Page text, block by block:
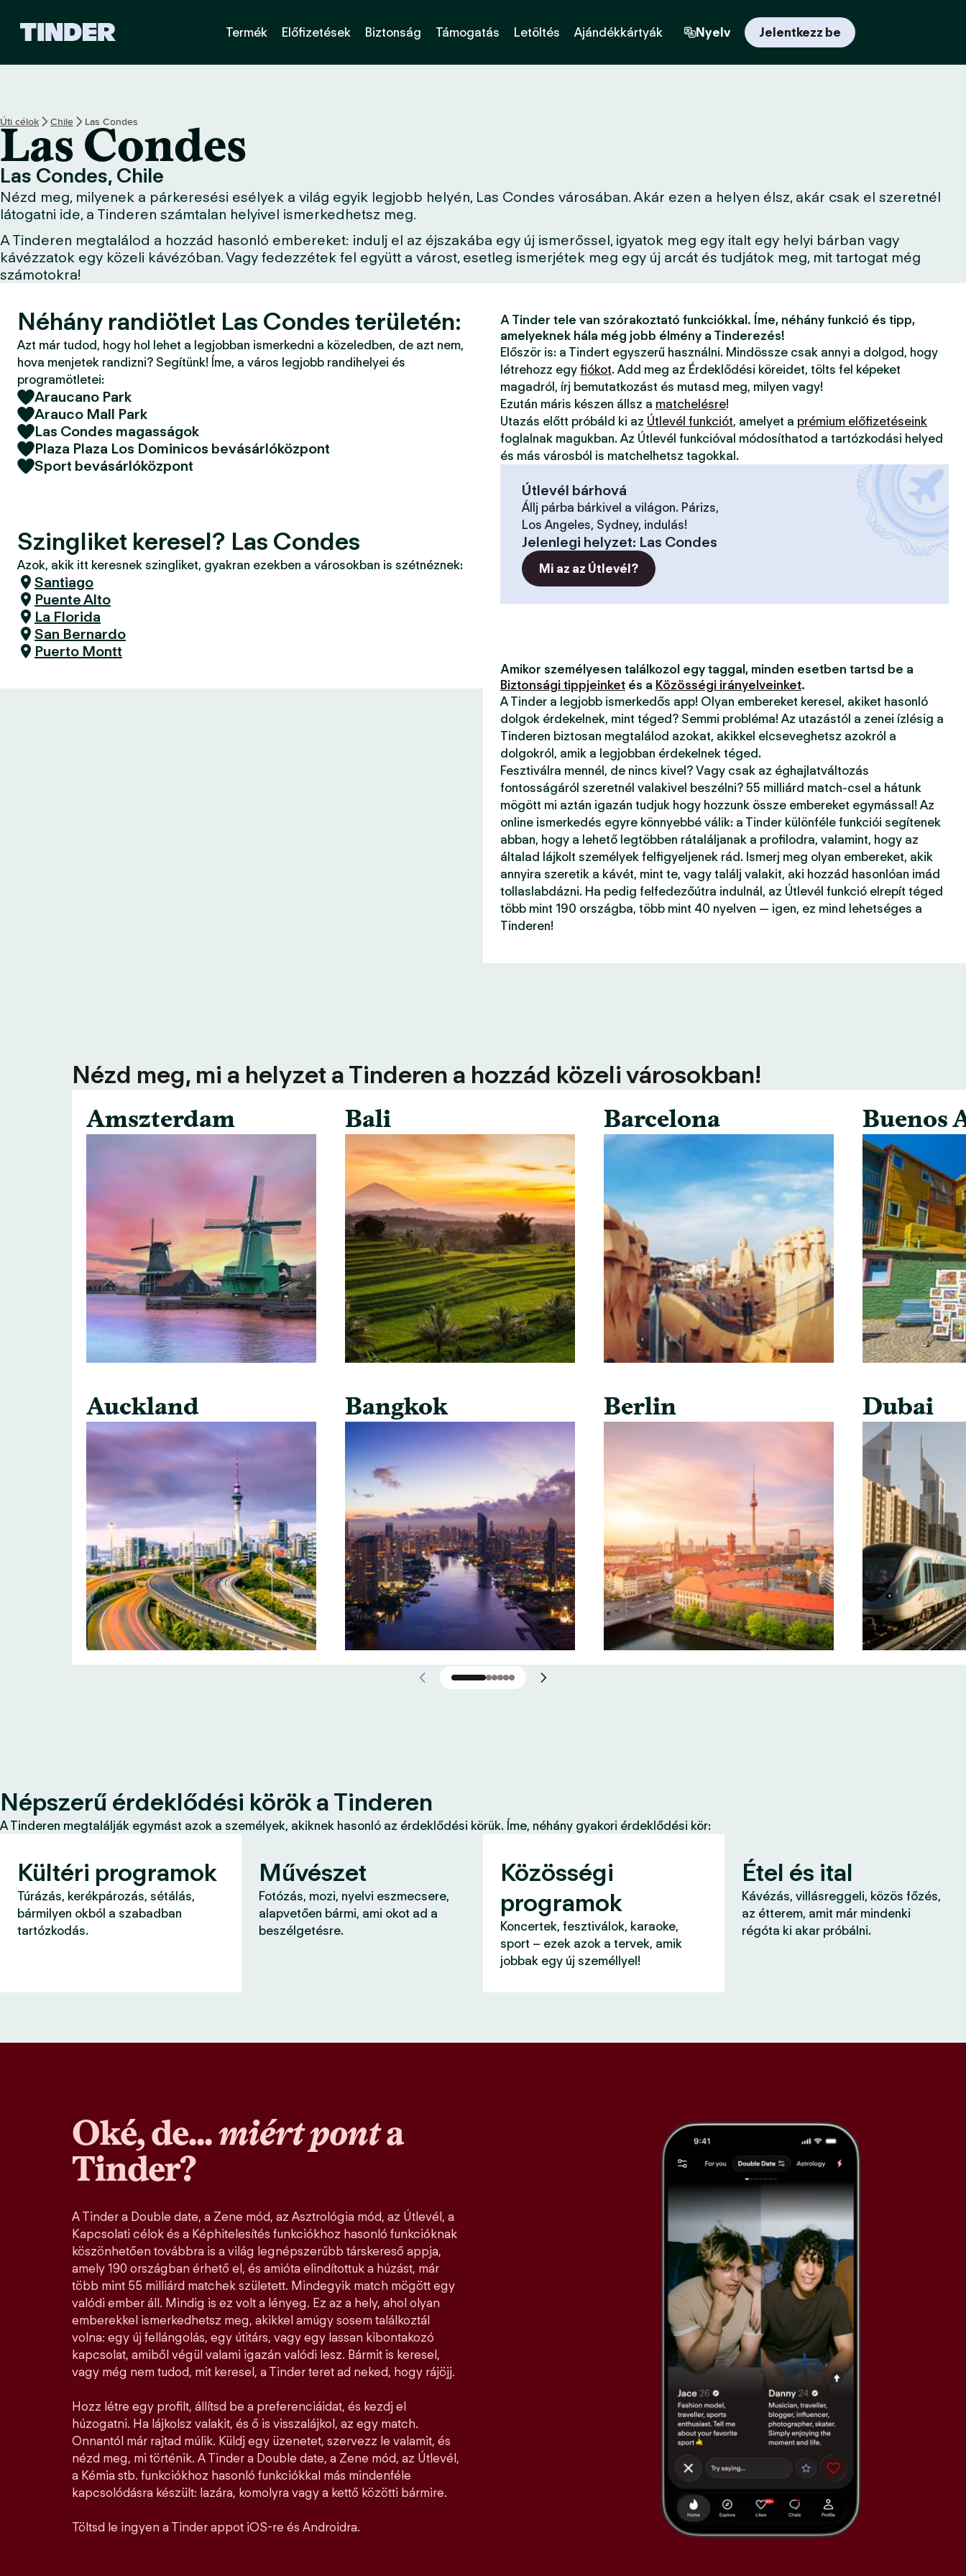
K
z
d
ő
o
l
a
l
Termék Előfizetések Biztonság Támogatás Letöltés Ajándékkártyák Nyelv Jelentkezz be
Úti célok Chile Las Condes
Las Condes
Las Condes, Chile
Nézd meg, milyenek a párkeresési esélyek a világ egyik legjobb helyén, Las Condes városában. Akár ezen a helyen élsz, akár csak el szeretnél
látogatni ide, a Tinderen számtalan helyivel ismerkedhetsz meg.
A Tinderen megtalálod a hozzád hasonló embereket: indulj el az éjszakába egy új ismerőssel, igyatok meg egy italt egy helyi bárban vagy
kávézzatok egy közeli kávézóban. Vagy fedezzétek fel együtt a várost, esetleg ismerjétek meg egy új arcát és tudjátok meg, mit tartogat még
számotokra!
Néhány randiötlet Las Condes területén:
Azt már tudod, hogy hol lehet a legjobban ismerkedni a közeledben, de azt nem,
hova menjetek randizni? Segítünk! Íme, a város legjobb randihelyei és
programötletei:
Araucano Park
Arauco Mall Park
Las Condes magasságok
Plaza Plaza Los Dominicos bevásárlóközpont
Sport bevásárlóközpont
Szingliket keresel? Las Condes
Azok, akik itt keresnek szingliket, gyakran ezekben a városokban is szétnéznek:
Santiago
Puente Alto
La Florida
San Bernardo
Puerto Montt
A Tinder tele van szórakoztató funkciókkal. Íme, néhány funkció és tipp,
amelyeknek hála még jobb élmény a Tinderezés!
Először is: a Tindert egyszerű használni. Mindössze csak annyi a dolgod, hogy
létrehozz egy fiókot. Add meg az Érdeklődési köreidet, tölts fel képeket
magadról, írj bemutatkozást és mutasd meg, milyen vagy!
Ezután máris készen állsz a matchelésre!
Utazás előtt próbáld ki az Útlevél funkciót, amelyet a prémium előfizetéseink
foglalnak magukban. Az Útlevél funkcióval módosíthatod a tartózkodási helyed
és más városból is matchelhetsz tagokkal.
Útlevél bárhová
Állj párba bárkivel a világon. Párizs,
Los Angeles, Sydney, indulás!
Jelenlegi helyzet: Las Condes
Mi az az Útlevél?
Amikor személyesen találkozol egy taggal, minden esetben tartsd be a
Biztonsági tippjeinket és a Közösségi irányelveinket.
A Tinder a legjobb ismerkedős app! Olyan embereket keresel, akiket hasonló
dolgok érdekelnek, mint téged? Semmi probléma! Az utazástól a zenei ízlésig a
Tinderen biztosan megtalálod azokat, akikkel elcseveghetsz azokról a
dolgokról, amik a legjobban érdekelnek téged.
Fesztiválra mennél, de nincs kivel? Vagy csak az éghajlatváltozás
fontosságáról szeretnél valakivel beszélni? 55 milliárd match-csel a hátunk
mögött mi aztán igazán tudjuk hogy hozzunk össze embereket egymással! Az
online ismerkedés egyre könnyebbé válik: a Tinder különféle funkciói segítenek
abban, hogy a lehető legtöbben rátaláljanak a profilodra, valamint, hogy az
általad lájkolt személyek felfigyeljenek rád. Ismerj meg olyan embereket, akik
annyira szeretik a kávét, mint te, vagy találj valakit, aki hozzád hasonlóan imád
tollaslabdázni. Ha pedig felfedezőútra indulnál, az Útlevél funkció elrepít téged
több mint 190 országba, több mint 40 nyelven — igen, ez mind lehetséges a
Tinderen!
Nézd meg, mi a helyzet a Tinderen a hozzád közeli városokban!
Amszterdam
Auckland
Bali
Bangkok
Barcelona
Berlin
Buenos
Dubai
Népszerű érdeklődési körök a Tinderen
A Tinderen megtalálják egymást azok a személyek, akiknek hasonló az érdeklődési körük. Íme, néhány gyakori érdeklődési kör:
Kültéri programok
Túrázás, kerékpározás, sétálás,
bármilyen okból a szabadban
tartózkodás.
Művészet
Fotózás, mozi, nyelvi eszmecsere,
alapvetően bármi, ami okot ad a
beszélgetésre.
Közösségi
programok
Koncertek, fesztiválok, karaoke,
sport – ezek azok a tervek, amik
jobbak egy új személlyel!
Étel és ital
Kávézás, villásreggeli, közös főzés,
az étterem, amit már mindenki
régóta ki akar próbálni.
Oké, de...miért ponta
Tinder?
A Tinder a Double date, a Zene mód, az Asztrológia mód, az Útlevél, a
Kapcsolati célok és a Képhitelesítés funkciókhoz hasonló funkcióknak
köszönhetően továbbra is a világ legnépszerűbb társkereső appja,
amely 190 országban érhető el, és amióta elindítottuk a húzást, már
több mint 55 milliárd matchek született. Mindegyik match mögött egy
valódi ember áll. Mindig is ez volt a lényeg. Ez az a hely, ahol olyan
emberekkel ismerkedhetsz meg, akikkel amúgy sosem találkoztál
volna: egy új fellángolás, egy útitárs, vagy egy lassan kibontakozó
kapcsolat, amiből végül valami igazán valódi lesz. Bármit is keresel,
vagy még nem tudod, mit keresel, a Tinder teret ad neked, hogy rájöjj.
Hozz létre egy profilt, állítsd be a preferenciáidat, és kezdj el
húzogatni. Ha lájkolsz valakit, és ő is visszalájkol, az egy match.
Onnantól már rajtad múlik. Küldj egy üzenetet, szervezz le valamit, és
nézd meg, mi történik. A Tinder a Double date, a Zene mód, az Útlevél,
a Kémia stb. funkciókhoz hasonló funkciókkal más mindenféle
kapcsolódásra készült: lazára, komolyra vagy a kettő közötti bármire.
Töltsd le ingyen a Tinder appot iOS-re és Androidra.